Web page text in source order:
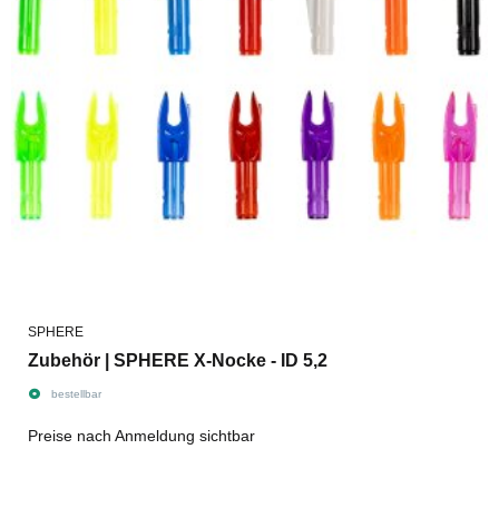
SPHERE
Zubehör | SPHERE X-Nocke - ID 5,2
bestellbar
Preise nach Anmeldung sichtbar